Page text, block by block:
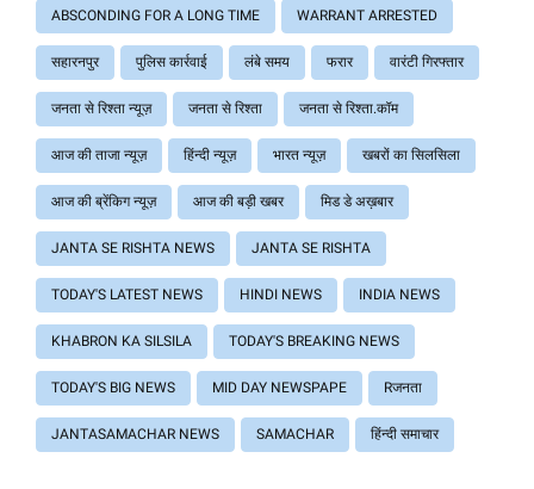
ABSCONDING FOR A LONG TIME WARRANT ARRESTED
सहारनपुर पुलिस कार्रवाई लंबे समय फरार वारंटी गिरफ्तार
जनता से रिश्ता न्यूज़ जनता से रिश्ता जनता से रिश्ता.कॉम
आज की ताजा न्यूज़ हिंन्दी न्यूज़ भारत न्यूज़ खबरों का सिलसिला
आज की ब्रेंकिग न्यूज़ आज की बड़ी खबर मिड डे अख़बार
JANTA SE RISHTA NEWS JANTA SE RISHTA
TODAY'S LATEST NEWS HINDI NEWS INDIA NEWS
KHABRON KA SILSILA TODAY'S BREAKING NEWS
TODAY'S BIG NEWS MID DAY NEWSPAPE Rजनता
JANTASAMACHAR NEWS SAMACHAR हिंन्दी समाचार